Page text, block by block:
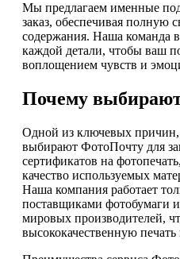
Мы предлагаем именные
заказ, обеспечивая полную
содержания. Наша команда
каждой детали, чтобы ваш
воплощением чувств и
Почему
Одной из ключевых
выбирают ФотоПочту для
сертификатов на
качество используемых
Наша компания работает
поставщиками фотобумаги
мировых производителей,
высококачественную